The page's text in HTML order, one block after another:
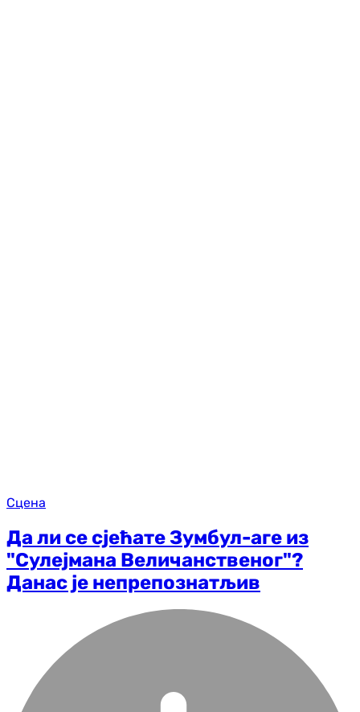
Сцена
Да ли се сјећате Зумбул-аге из
"Сулејмана Величанственог"?
Данас је непрепознатљив